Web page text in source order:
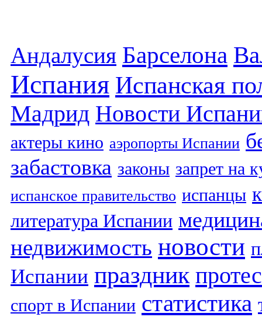
Андалусия Барселона
Испания Испанская
Мадрид Новости
актеры кино аэропорты Испании
забастовка законы запрет на
испанское правительство испанцы
литература Испании
недвижимость новости
Испании праздник
спорт в Испании статистика